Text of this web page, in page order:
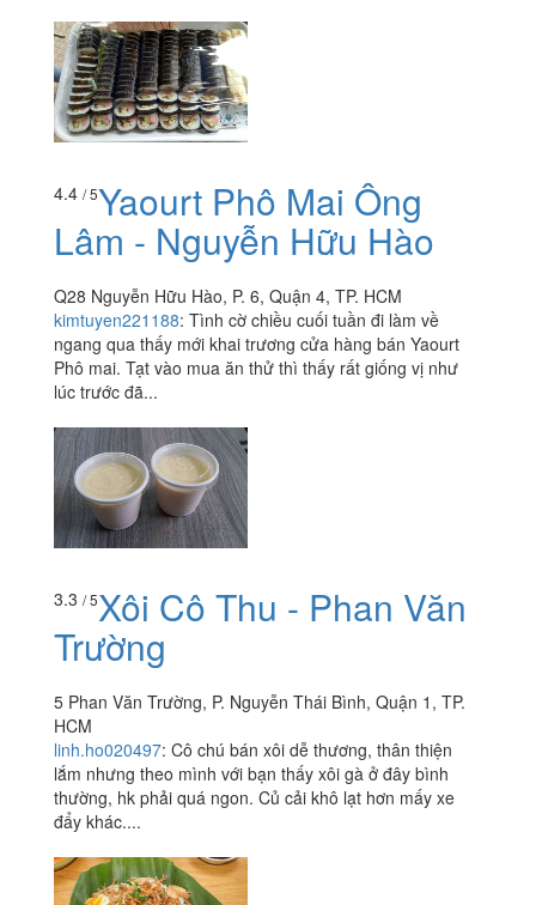
4.4 / 5Yaourt Phô Mai Ông
Lâm - Nguyễn Hữu Hào
Q28 Nguyễn Hữu Hào, P. 6, Quận 4, TP. HCM
kimtuyen221188: Tình cờ chiều cuối tuần đi làm về
ngang qua thấy mới khai trương cửa hàng bán Yaourt
Phô mai. Tạt vào mua ăn thử thì thấy rất giống vị như
lúc trước đã...
3.3 / 5Xôi Cô Thu - Phan Văn
Trường
5 Phan Văn Trường, P. Nguyễn Thái Bình, Quận 1, TP.
HCM
linh.ho020497: Cô chú bán xôi dễ thương, thân thiện
lắm nhưng theo mình với bạn thấy xôi gà ở đây bình
thường, hk phải quá ngon. Củ cải khô lạt hơn mấy xe
đẩy khác....